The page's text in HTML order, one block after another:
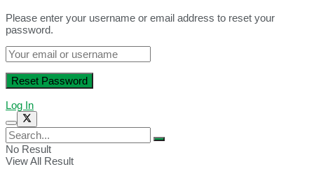
Please enter your username or email address to reset your
password.
Log In
No Result
View All Result